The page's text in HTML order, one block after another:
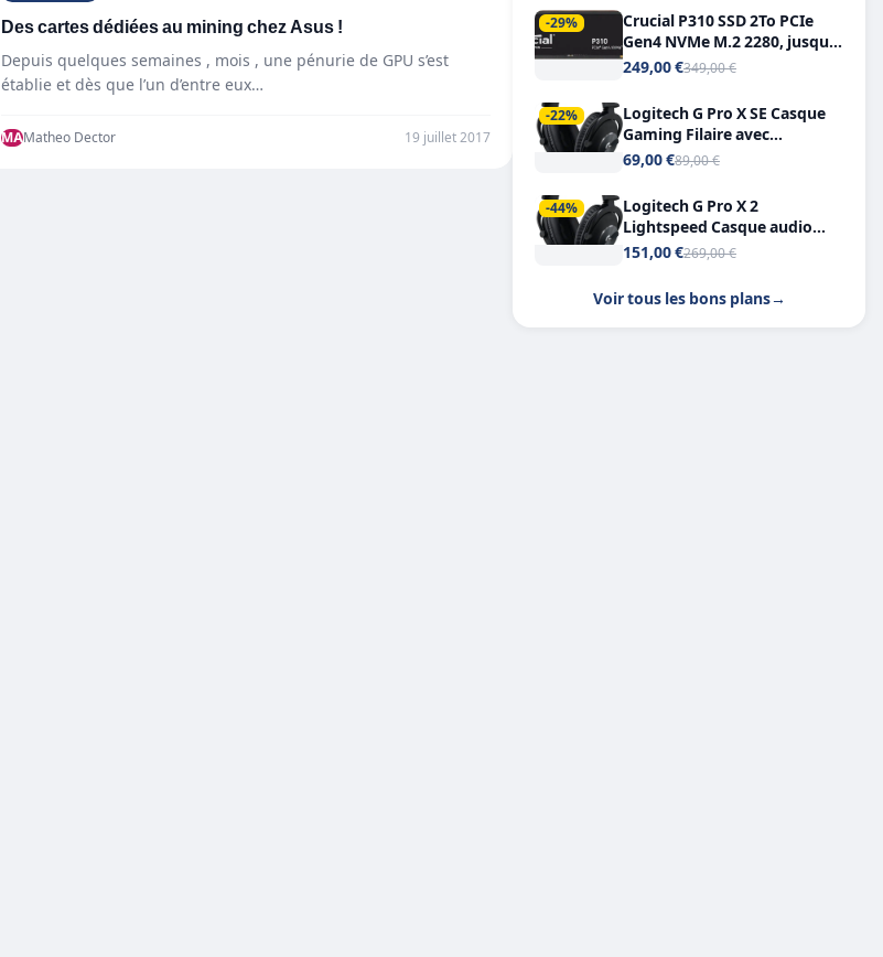
Des cartes dédiées au mining chez Asus !
Depuis quelques semaines , mois , une pénurie de GPU s’est
établie et dès que l’un d’entre eux…
MAMatheo Dector 19 juillet 2017
-29%
Crucial P310 SSD 2To PCIe
Gen4 NVMe M.2 2280, jusqu’à
7.100 Mo/s
249,00 €349,00 €
-22%
Logitech G Pro X SE Casque
Gaming Filaire avec
Microphone Micro
7.1
69,00 €89,00 €
-44%
Logitech G Pro X 2
Lightspeed Casque audio
bluetooth
151,00 €269,00 €
Voir tous les bons plans→